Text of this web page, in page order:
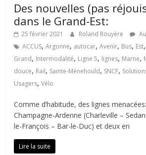
Des nouvelles (pas
dans le Grand-Est:
25 février 2021 Roland Rouyère
ACCUS,Argonne, autocar,Avenir, Bus, Est,
Grand, Intermodalité, Ligne 5, lignes, Marne,
douce, Rail, Sainte-Ménehould, SNCF,
Usagers,Vélo
Comme d’habitude, des lignes
Champagne-Ardenne (Charleville –
le-François – Bar-le-Duc) et deux en
Lire la suite